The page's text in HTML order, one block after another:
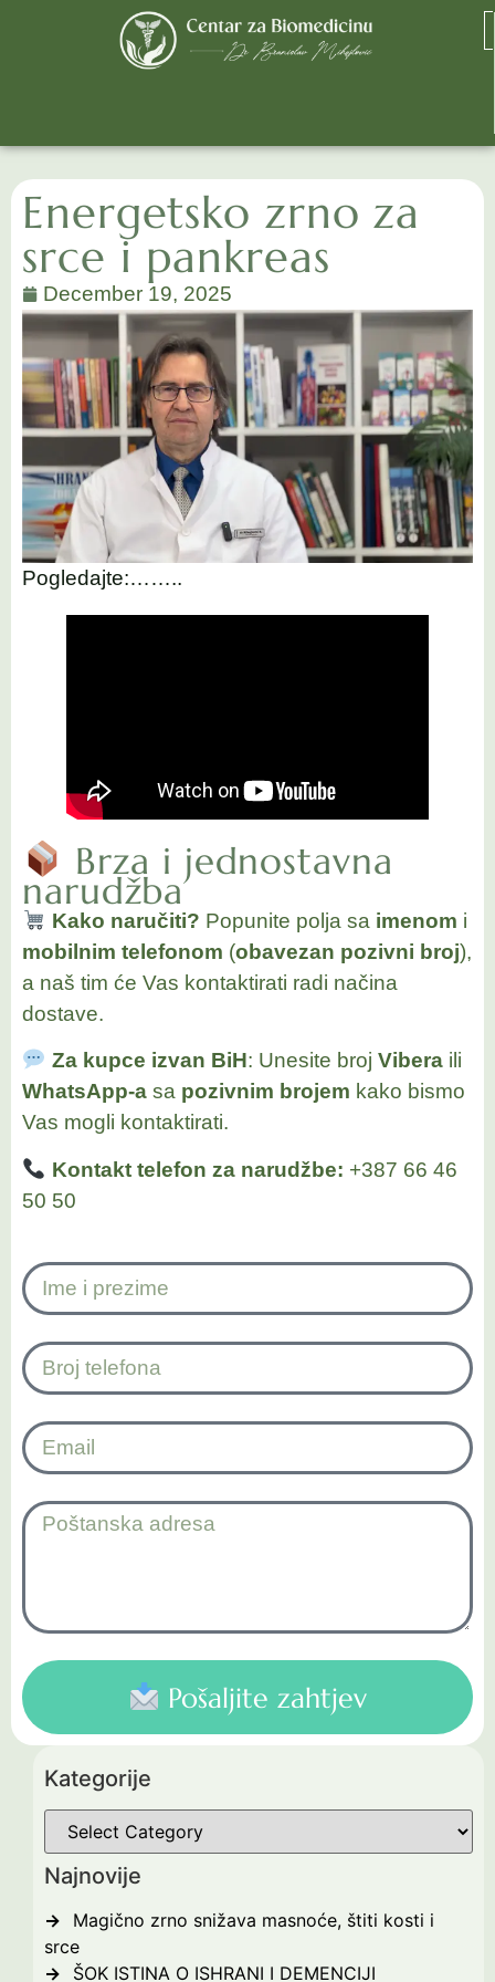
Energetsko zrno za
srce i pankreas
December 19, 2025
Pogledajte:……..
Brza i jednostavna
narudžba
Kako naručiti? Popunite polja sa imenom i
mobilnim telefonom (obavezan pozivni broj),
a naš tim će Vas kontaktirati radi načina
dostave.
Za kupce izvan BiH: Unesite broj Viberaili
WhatsApp-a sa pozivnim brojem kako bismo
Vas mogli kontaktirati.
Kontakt telefon za narudžbe: +387 66 46
50 50
Pošaljite zahtjev
Kategorije
Najnovije
Magično zrno snižava masnoće, štiti kosti i
srce
ŠOK ISTINA O ISHRANI I DEMENCIJI